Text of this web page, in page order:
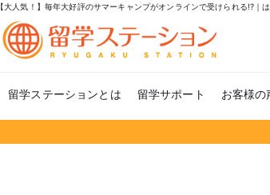
【大人気！】毎年大好評のサマーキャンプがオンラインで受けられる!?｜
留学ステーションとは 留学サポート お客様の